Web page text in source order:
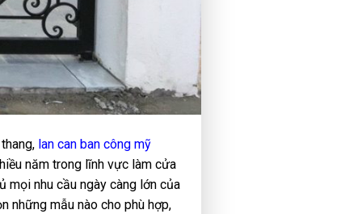
lan can ban công mỹ
năm trong lĩnh vực làm cửa
nhu cầu ngày càng lớn của
những mẫu nào cho phù hợp,